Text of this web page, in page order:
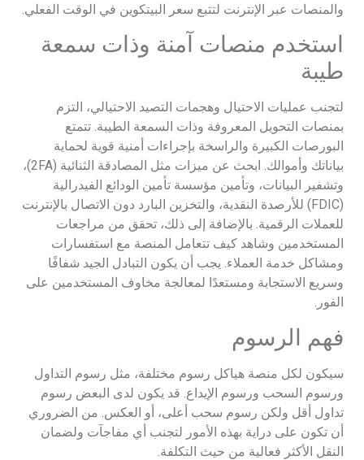
والمنصات عبر الإنترنت لتتبع سعر البيتكوين في الوقت الفعلي.
استخدم منصات آمنة وذات سمعة
طيبة
لتجنب عمليات الاحتيال وهجمات التصيد الاحتيالي، التزم
بمنصات التحويل المعروفة وذات السمعة الطيبة. تتمتع
البورصات الكبيرة والراسخة بإجراءات أمنية قوية لحماية
بياناتك وأموالك. ابحث عن ميزات مثل المصادقة الثنائية (2FA)،
وتشفير البيانات، وتأمين مؤسسة تأمين الودائع الفيدرالية
(FDIC) للأرصدة النقدية، والتخزين البارد دون الاتصال بالإنترنت
للعملات الرقمية. بالإضافة إلى ذلك، تحقق من مراجعات
المستخدمين وشاهد كيف تتعامل المنصة مع استفسارات
ومشاكل خدمة العملاء. يجب أن يكون التبادل الجيد شفافًا
وسريع الاستجابة ومستعدًا لمعالجة مخاوف المستخدمين على
الفور.
فهم الرسوم
سيكون لكل منصة هياكل رسوم مختلفة، مثل رسوم التداول
ورسوم السحب ورسوم الإيداع. قد يكون لدى البعض رسوم
تداول أقل ولكن رسوم سحب أعلى، أو العكس. من الضروري
أن تكون على دراية بهذه الأمور لتجنب أي مفاجآت ولضمان
النقل الأكثر فعالية من حيث التكلفة.